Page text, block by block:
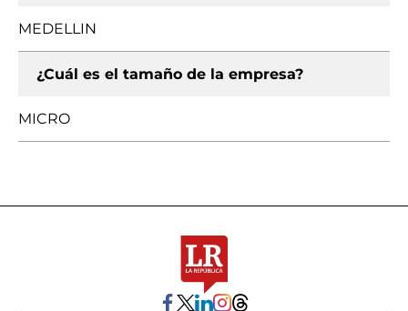
MEDELLIN
¿Cuál es el tamaño de la empresa?
MICRO